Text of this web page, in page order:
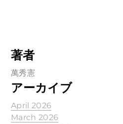
著者
萬秀憲
アーカイブ
April 2026
March 2026